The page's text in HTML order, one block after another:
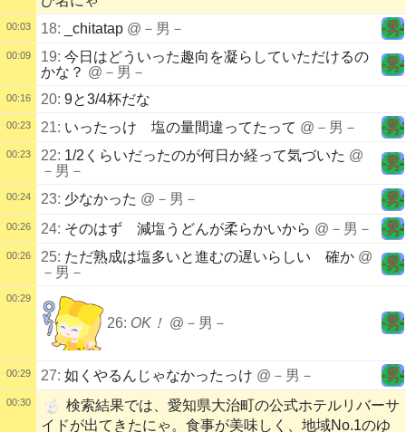
00:03 18: _chitatap @－男－
00:09 19: 今日はどういった趣向を凝らしていただけるの
かな？ @－男－
00:16 20: 9と3/4杯だな
00:23 21: いったっけ 塩の量間違ってたって @－男－
00:23 22: 1/2くらいだったのが何日か経って気づいた @
－男－
00:24 23: 少なかった @－男－
00:26 24: そのはず 減塩うどんが柔らかいから @－男－
00:26 25: ただ熟成は塩多いと進むの遅いらしい 確か @
－男－
00:29
26: OK！ @－男－
00:29 27: 如くやるんじゃなかったっけ @－男－
00:30
検索結果では、愛知県大治町の公式ホテルリバーサ
イドが出てきたにゃ。食事が美味しく、地域No.1のゆ